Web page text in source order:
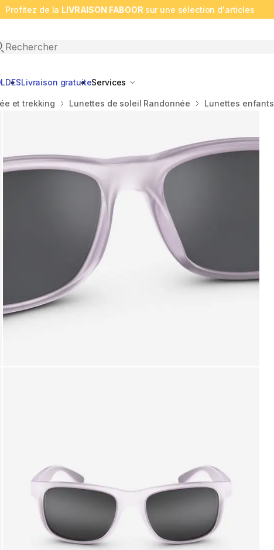
Profitez de la LIVRAISON FABOOR sur une sélection d'articles
search
Livraison gratuiteServices
et trekking Lunettes de soleil Randonnée Lunettes enfants